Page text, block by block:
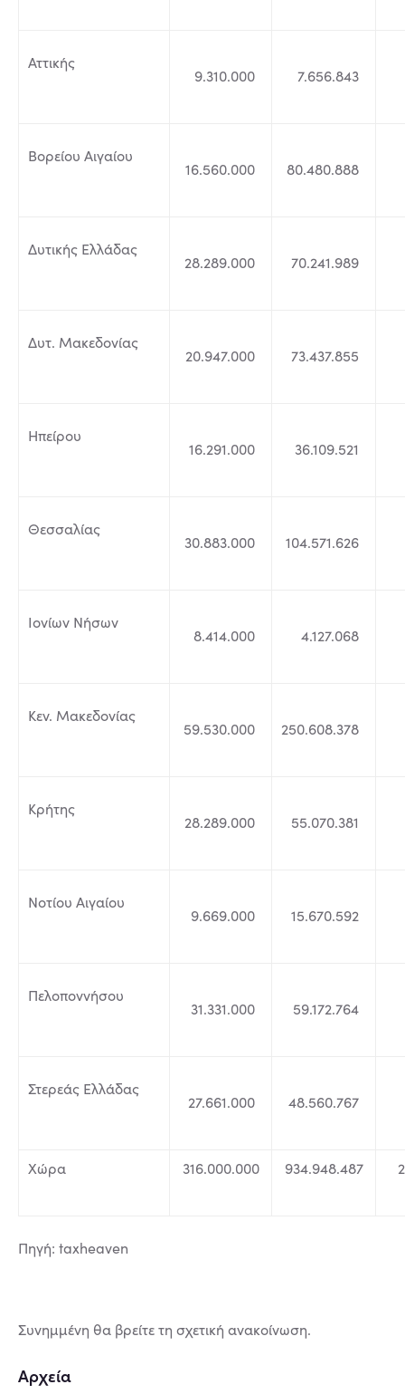
Αττικής
9.310.000 7.656.843
Βορείου Αιγαίου
16.560.000 80.480.888
Δυτικής Ελλάδας
28.289.000 70.241.989
Δυτ. Μακεδονίας
20.947.000 73.437.855
Ηπείρου
16.291.000 36.109.521
Θεσσαλίας
30.883.000 104.571.626
Ιονίων Νήσων
8.414.000 4.127.068
Κεν. Μακεδονίας
59.530.000 250.608.378
Κρήτης
28.289.000 55.070.381
Νοτίου Αιγαίου
9.669.000 15.670.592
Πελοποννήσου
31.331.000 59.172.764
Στερεάς Ελλάδας
27.661.000 48.560.767
Χώρα 316.000.000 934.948.487
Πηγή: taxheaven
Συνημμένη θα βρείτε τη σχετική ανακοίνωση.
Αρχεία